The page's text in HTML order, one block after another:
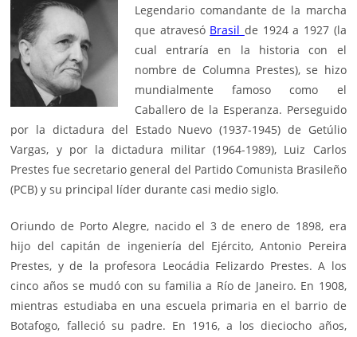
Legendario comandante de la marcha
que atravesó Brasil de 1924 a 1927 (la
cual entraría en la historia con el
nombre de Columna Prestes), se hizo
mundialmente famoso como el
Caballero de la Esperanza. Perseguido
por la dictadura del Estado Nuevo (1937-1945) de Getúlio
Vargas, y por la dictadura militar (1964-1989), Luiz Carlos
Prestes fue secretario general del Partido Comunista Brasileño
(PCB) y su principal líder durante casi medio siglo.
Oriundo de Porto Alegre, nacido el 3 de enero de 1898, era
hijo del capitán de ingeniería del Ejército, Antonio Pereira
Prestes, y de la profesora Leocádia Felizardo Prestes. A los
cinco años se mudó con su familia a Río de Janeiro. En 1908,
mientras estudiaba en una escuela primaria en el barrio de
Botafogo, falleció su padre. En 1916, a los dieciocho años,